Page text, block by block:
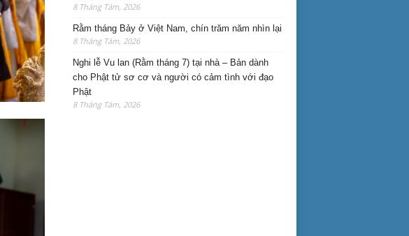
8 Tháng Tám, 2026
Rằm tháng Bảy ở Việt Nam, chín trăm năm nhìn lại
8 Tháng Tám, 2026
Nghi lễ Vu lan (Rằm tháng 7) tại nhà – Bản dành
cho Phật tử sơ cơ và người có cảm tình với đạo
Phật
8 Tháng Tám, 2026